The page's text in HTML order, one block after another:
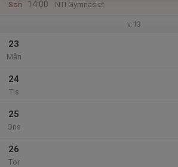
Sön
14:00
NTI Gymnasiet
v.13
23
Mån
24
Tis
25
Ons
26
Tor